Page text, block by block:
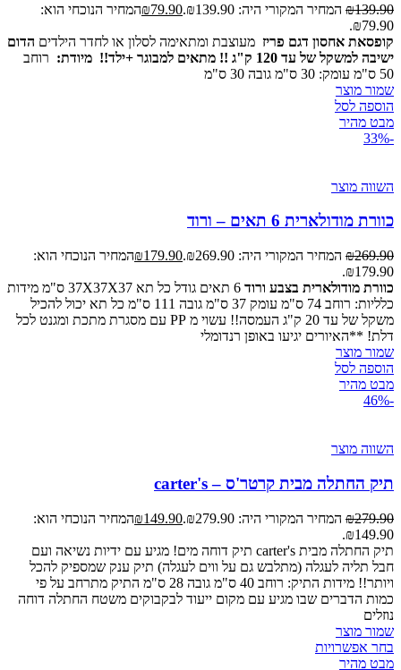
₪139.90 המחיר המקורי היה: ₪139.90. ₪79.90
המחיר הנוכחי הוא:
₪79.90.
קופסאת אחסון דגם פריז מעוצבת ומתאימה לסלון או לחדר הילדים הדום
ישיבה למשקל של עד 120 ק"ג !! מתאים למבוגר +ילד!!
מיודת: רוחב
50 ס"מ עומק: 30 ס"מ גובה 30 ס"מ
שמור מוצר
הוספה לסל
מבט מהיר
-33%
השווה מוצר
כוורת מודולארית 6 תאים – ורוד
₪269.90 המחיר המקורי היה: ₪269.90. ₪179.90
המחיר הנוכחי הוא:
₪179.90.
כוורת מודולארית בצבע ורוד
6 תאים גודל כל תא 37X37X37 ס"מ מידות
כלליות: רוחב 74 ס"מ עומק 37 ס"מ גובה 111 ס"מ כל תא יכול להכיל
משקל של עד 20 ק"ג העמסה!! עשוי מ PP עם מסגרת מתכת ומגנט לכל
דלת! **האיורים יגיעו באופן רנדומלי
שמור מוצר
הוספה לסל
מבט מהיר
-46%
השווה מוצר
תיק החתלה מבית קרטר'ס – carter's
₪279.90 המחיר המקורי היה: ₪279.90. ₪149.90
המחיר הנוכחי הוא:
₪149.90.
תיק החתלה מבית carter's תיק דוחה מים! מגיע עם ידיות נשיאה ועם
חבל תליה לעגלה (מתלבש גם על ווים לעגלה) תיק ענק שמספיק להכל
ויותר!! מידות התיק: רוחב 40 ס"מ גובה 28 ס"מ התיק מתרחב על פי
כמות הדברים שבו מגיע עם מקום ייעוד לבקבוקים משטח החתלה דוחה
נוזלים
שמור מוצר
בחר אפשרויות
מבט מהיר